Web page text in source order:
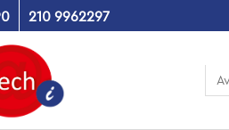
210 9962297